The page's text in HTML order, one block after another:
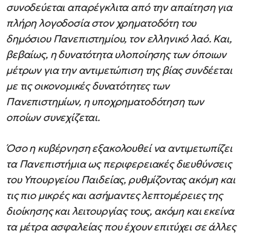
συνοδεύεται απαρέγκλιτα από την απαίτηση για
πλήρη λογοδοσία στον χρηματοδότη του
δημόσιου Πανεπιστημίου, τον ελληνικό λαό. Και,
βεβαίως, η δυνατότητα υλοποίησης των όποιων
μέτρων για την αντιμετώπιση της βίας συνδέεται
με τις οικονομικές δυνατότητες των
Πανεπιστημίων, η υποχρηματοδότηση των
οποίων συνεχίζεται.
Όσο η κυβέρνηση εξακολουθεί να αντιμετωπίζει
τα Πανεπιστήμια ως περιφερειακές διευθύνσεις
του Υπουργείου Παιδείας, ρυθμίζοντας ακόμη και
τις πιο μικρές και ασήμαντες λεπτομέρειες της
διοίκησης και λειτουργίας τους, ακόμη και εκείνα
τα μέτρα ασφαλείας που έχουν επιτύχει σε άλλες